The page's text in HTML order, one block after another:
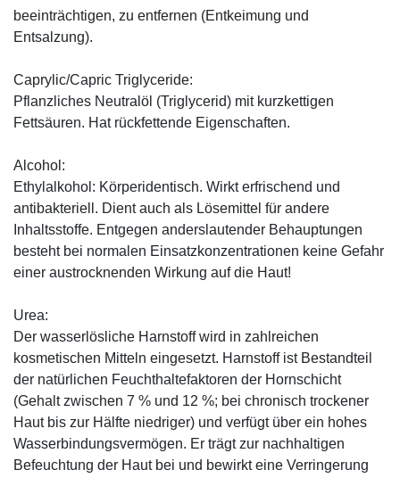
beeinträchtigen, zu entfernen (Entkeimung und
Entsalzung).
Caprylic/Capric Triglyceride:
Pflanzliches Neutralöl (Triglycerid) mit kurzkettigen
Fettsäuren. Hat rückfettende Eigenschaften.
Alcohol:
Ethylalkohol: Körperidentisch. Wirkt erfrischend und
antibakteriell. Dient auch als Lösemittel für andere
Inhaltsstoffe. Entgegen anderslautender Behauptungen
besteht bei normalen Einsatzkonzentrationen keine Gefahr
einer austrocknenden Wirkung auf die Haut!
Urea:
Der wasserlösliche Harnstoff wird in zahlreichen
kosmetischen Mitteln eingesetzt. Harnstoff ist Bestandteil
der natürlichen Feuchthaltefaktoren der Hornschicht
(Gehalt zwischen 7 % und 12 %; bei chronisch trockener
Haut bis zur Hälfte niedriger) und verfügt über ein hohes
Wasserbindungsvermögen. Er trägt zur nachhaltigen
Befeuchtung der Haut bei und bewirkt eine Verringerung